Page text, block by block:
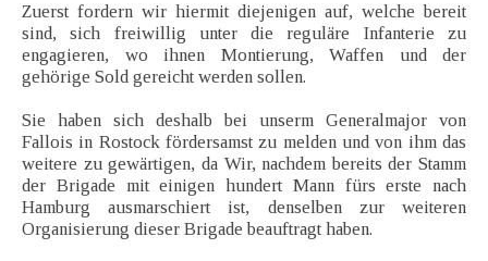
Zuerst fordern wir hiermit diejenigen auf, welche bereit
sind, sich freiwillig unter die reguläre Infanterie zu
engagieren, wo ihnen Montierung, Waffen und der
gehörige Sold gereicht werden sollen.
Sie haben sich deshalb bei unserm Generalmajor von
Fallois in Rostock fördersamst zu melden und von ihm das
weitere zu gewärtigen, da Wir, nachdem bereits der Stamm
der Brigade mit einigen hundert Mann fürs erste nach
Hamburg ausmarschiert ist, denselben zur weiteren
Organisierung dieser Brigade beauftragt haben.